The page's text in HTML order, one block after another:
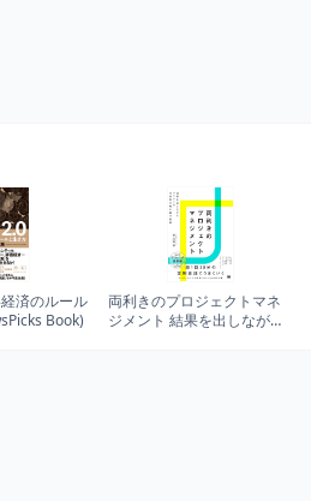
済のルール
Book)
両利きのプロジェクトマネ
ジメント 結果を出しながら